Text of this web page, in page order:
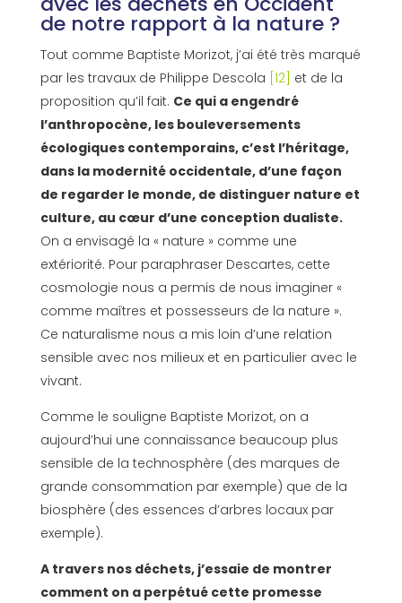
de notre rapport à la nature ?
Tout comme Baptiste Morizot, j’ai été très marqué
par les travaux de Philippe Descola [12] et de la
proposition qu’il fait. Ce qui a engendré
l’anthropocène, les bouleversements
écologiques contemporains, c’est l’héritage,
dans la modernité occidentale, d’une façon
de regarder le monde, de distinguer nature et
culture, au cœur d’une conception dualiste.
On a envisagé la « nature » comme une
extériorité. Pour paraphraser Descartes, cette
cosmologie nous a permis de nous imaginer «
comme maîtres et possesseurs de la nature ».
Ce naturalisme nous a mis loin d’une relation
sensible avec nos milieux et en particulier avec le
vivant.
Comme le souligne Baptiste Morizot, on a
aujourd’hui une connaissance beaucoup plus
sensible de la technosphère (des marques de
grande consommation par exemple) que de la
biosphère (des essences d’arbres locaux par
exemple).
A travers nos déchets, j’essaie de montrer
comment on a perpétué cette promesse